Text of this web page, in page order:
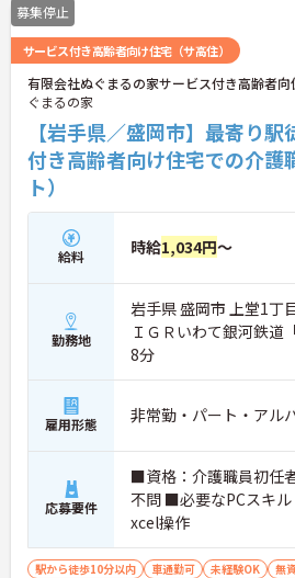
募集停止
サービス付き高齢者向け住宅（サ高住）
有限会社ぬぐまるの家サービス付き高齢者
ぐまるの家
【岩手県／盛岡市】最寄り
付き高齢者向け住宅での介護
ト）
給料 時給1,034円～
勤務地
岩手県 盛岡市 上堂1丁
ＩＧＲいわて銀河鉄道
8分
雇用形態 非常勤・パート・アル
応募要件
■資格：介護職員初任
不問 ■必要なPCスキ
xcel操作
駅から徒歩10分以内 車通勤可 未経験OK 無